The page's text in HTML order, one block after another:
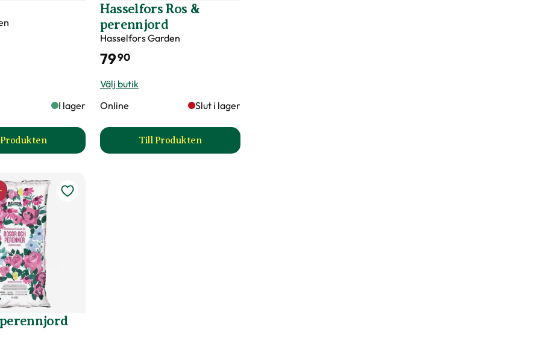
blomningstid, Remonterande
I lager
till Kumulus produktsida
Hasselfors Ros &
perennjord
Hasselfors Garden
7990
Välj butik
Online
Slut i lager
Till Produkten
till Hasselfors Ros & perennjord produktsida